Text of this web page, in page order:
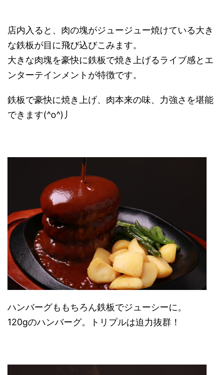
店内入ると、肉の塊がジュージュー焼けている大き
な鉄板が目に飛び込びこみます。
大きな肉塊を豪快に鉄板で焼き上げるライブ感とエ
ンターテインメントが特徴です。
鉄板で豪快に焼き上げ、肉本来の味、力強さを堪能
できます(^o^)丿
ハンバーグももちろん鉄板でジューシーに。
120gのハンバーグ。トリプルは迫力抜群！